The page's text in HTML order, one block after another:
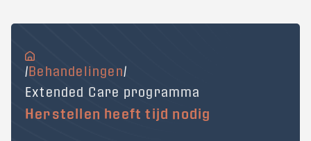
Herstellen heeft tijd nodig
/Behandelingen/
Extended Care programma